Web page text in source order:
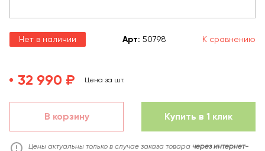
Нет в наличии Арт: 50798 К сравнению
32 990 ₽ Цена за шт.
В корзину Купить в 1 клик
Цены актуальны только в случае заказа товара через интернет-